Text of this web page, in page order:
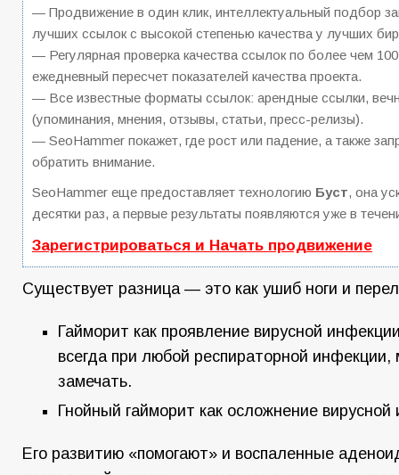
— Продвижение в один клик, интеллектуальный подбор
лучших ссылок с высокой степенью качества у лучших
— Регулярная проверка качества ссылок по более чем
ежедневный пересчет показателей качества проекта.
— Все известные форматы ссылок: арендные ссылки,
(упоминания, мнения, отзывы, статьи, пресс-релизы).
— SeoHammer покажет, где рост или падение, а также
обратить внимание.
SeoHammer еще предоставляет технологию Буст, она
десятки раз, а первые результаты появляются уже в
Зарегистрироваться и Начать продвижение
Существует разница — это как ушиб ноги и
Гайморит как проявление вирусной
всегда при любой респираторной инфекции,
замечать.
Гнойный гайморит как осложнение вирусной
Его развитию «помогают» и воспаленные